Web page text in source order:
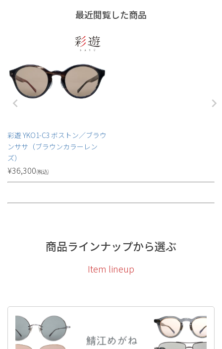
最近閲覧した商品
彩遊 YKO1-C3 ボストン／ブラウ
ンササ（ブラウンカラーレン
ズ）
¥36,300(税込)
商品ラインナップから選ぶ
Item lineup